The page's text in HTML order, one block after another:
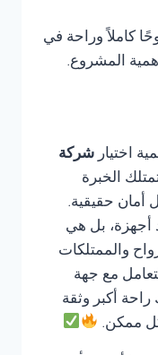
كاملاً وراحة في
المشروع.
اختيار شركة
الخبرة
أمان حقيقية.
أجهزة، بل هي
والممتلكات
مع جهة
أكبر وثقة
ممكن.